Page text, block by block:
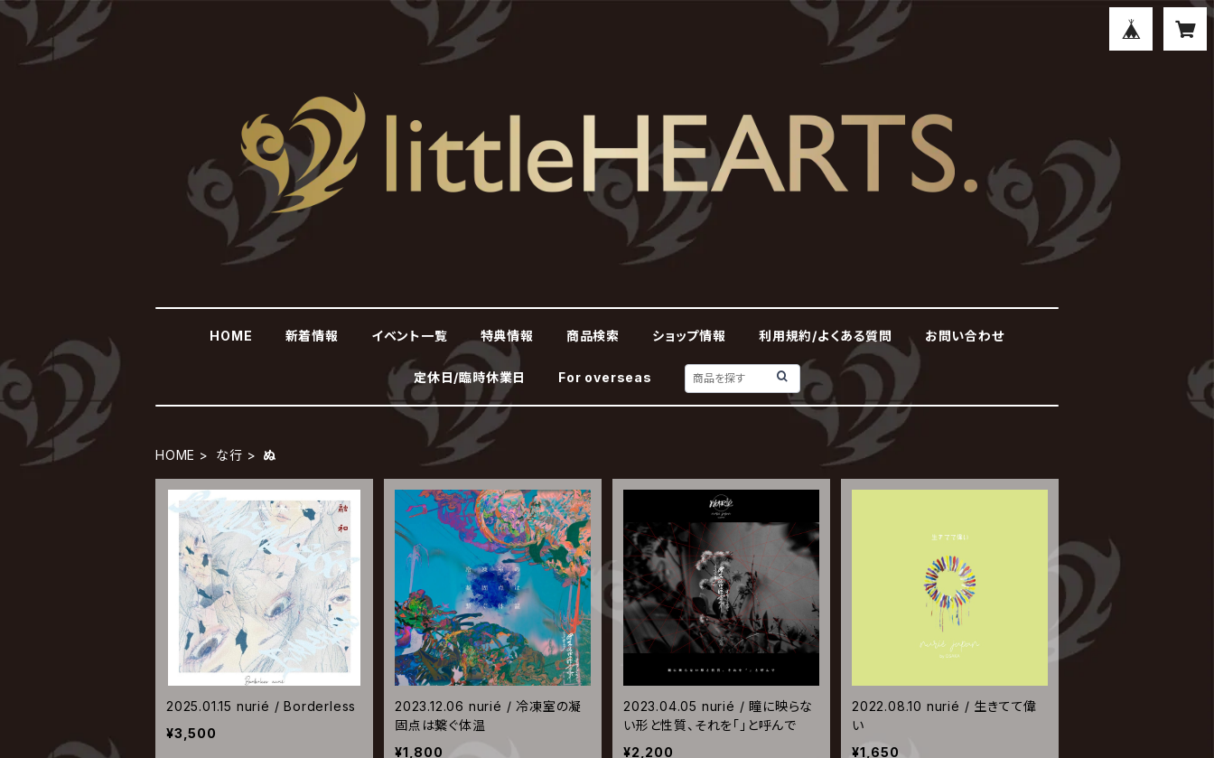
HOME 新着情報 イベント一覧 特典情報 商品検索 ショップ情報 利用規約/よくある質問 お問い合わせ
定休日/臨時休業日 For overseas
HOME な行 ぬ
2025.01.15 nurié / Borderless
¥3,500
2023.12.06 nurié / 冷凍室の凝
固点は繋ぐ体温
¥1,800
2023.04.05 nurié / 瞳に映らな
い形と性質、それを「」と呼んで
¥2,200
2022.08.10 nurié / 生きてて偉
い
¥1,650